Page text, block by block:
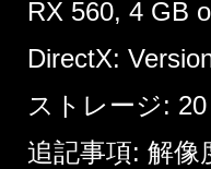
RX 560, 4 GB
DirectX:
ストレージ:
追記事項: 解像